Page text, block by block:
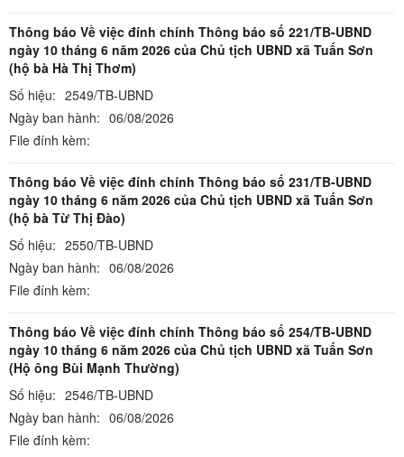
Thông báo Về việc đính chính Thông báo số 221/TB-UBND
ngày 10 tháng 6 năm 2026 của Chủ tịch UBND xã Tuấn Sơn
(hộ bà Hà Thị Thơm)
Số hiệu: 2549/TB-UBND
Ngày ban hành: 06/08/2026
File đính kèm:
Thông báo Về việc đính chính Thông báo số 231/TB-UBND
ngày 10 tháng 6 năm 2026 của Chủ tịch UBND xã Tuấn Sơn
(hộ bà Từ Thị Đào)
Số hiệu: 2550/TB-UBND
Ngày ban hành: 06/08/2026
File đính kèm:
Thông báo Về việc đính chính Thông báo số 254/TB-UBND
ngày 10 tháng 6 năm 2026 của Chủ tịch UBND xã Tuấn Sơn
(Hộ ông Bùi Mạnh Thường)
Số hiệu: 2546/TB-UBND
Ngày ban hành: 06/08/2026
File đính kèm: